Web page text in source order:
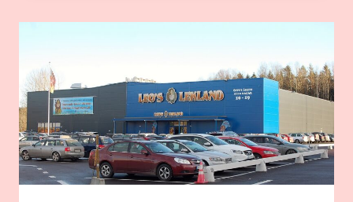
–
EN
BLIND
KOMIKER